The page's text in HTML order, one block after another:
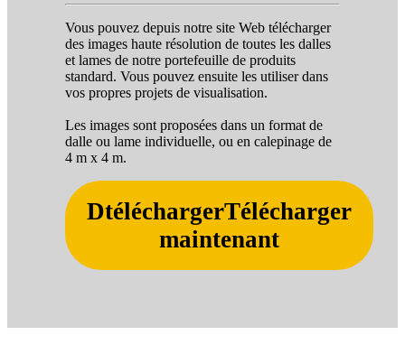
Vous pouvez depuis notre site Web télécharger
des images haute résolution de toutes les dalles
et lames de notre portefeuille de produits
standard. Vous pouvez ensuite les utiliser dans
vos propres projets de visualisation.
Les images sont proposées dans un format de
dalle ou lame individuelle, ou en calepinage de
4 m x 4 m.
DtéléchargerTélécharger
maintenant